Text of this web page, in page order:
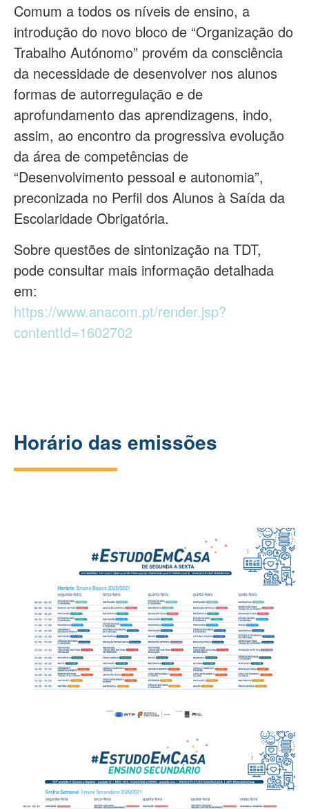
Comum a todos os níveis de ensino, a
introdução do novo bloco de “Organização do
Trabalho Autónomo” provém da consciência
da necessidade de desenvolver nos alunos
formas de autorregulação e de
aprofundamento das aprendizagens, indo,
assim, ao encontro da progressiva evolução
da área de competências de
“Desenvolvimento pessoal e autonomia”,
preconizada no Perfil dos Alunos à Saída da
Escolaridade Obrigatória.
Sobre questões de sintonização na TDT,
pode consultar mais informação detalhada
em:
https://www.anacom.pt/render.jsp?
contentId=1602702
Horário das emissões